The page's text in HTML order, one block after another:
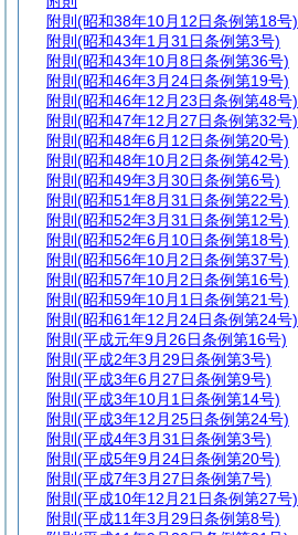
附則 (昭和38年10月12日条例第18号)
附則 (昭和43年1月31日条例第3号)
附則 (昭和43年10月8日条例第36号)
附則 (昭和46年3月24日条例第19号)
附則 (昭和46年12月23日条例第48号)
附則 (昭和47年12月27日条例第32号)
附則 (昭和48年6月12日条例第20号)
附則 (昭和48年10月2日条例第42号)
附則 (昭和49年3月30日条例第6号)
附則 (昭和51年8月31日条例第22号)
附則 (昭和52年3月31日条例第12号)
附則 (昭和52年6月10日条例第18号)
附則 (昭和56年10月2日条例第37号)
附則 (昭和57年10月2日条例第16号)
附則 (昭和59年10月1日条例第21号)
附則 (昭和61年12月24日条例第24号)
附則 (平成元年9月26日条例第16号)
附則 (平成2年3月29日条例第3号)
附則 (平成3年6月27日条例第9号)
附則 (平成3年10月1日条例第14号)
附則 (平成3年12月25日条例第24号)
附則 (平成4年3月31日条例第3号)
附則 (平成5年9月24日条例第20号)
附則 (平成7年3月27日条例第7号)
附則 (平成10年12月21日条例第27号)
附則 (平成11年3月29日条例第8号)